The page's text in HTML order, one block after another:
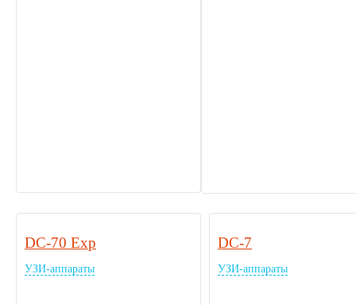
DC-70 Exp
УЗИ-аппараты
DC-7
УЗИ-аппараты